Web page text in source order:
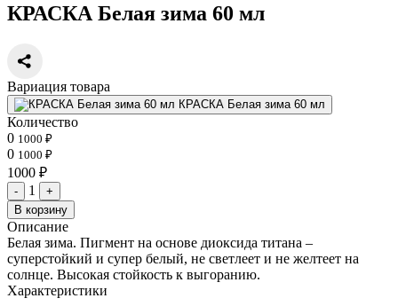
КРАСКА Белая зима 60 мл
Вариация товара
КРАСКА Белая зима 60 мл
Количество
0 1000 ₽
0 1000 ₽
1000 ₽
- 1
+
В корзину
Описание
Белая зима. Пигмент на основе диоксида титана –
суперстойкий и супер белый, не светлеет и не желтеет на
солнце. Высокая стойкость к выгоранию.
Характеристики